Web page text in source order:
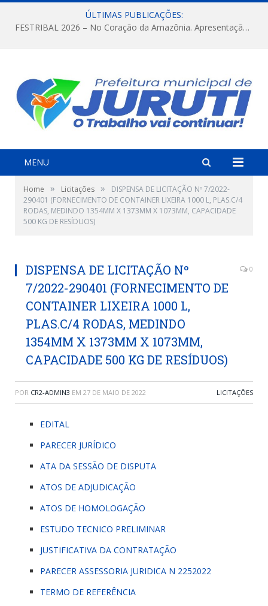
ÚLTIMAS PUBLICAÇÕES:
FESTRIBAL 2026 – No Coração da Amazônia. Apresentação da Munduruku.
MENU
Home » Licitações »
DISPENSA DE LICITAÇÃO Nº 7/2022-
290401 (FORNECIMENTO DE CONTAINER LIXEIRA 1000 L, PLAS.C/4
RODAS, MEDINDO 1354MM X 1373MM X 1073MM, CAPACIDADE
500 KG DE RESÍDUOS)
DISPENSA DE LICITAÇÃO Nº
7/2022-290401 (FORNECIMENTO DE
CONTAINER LIXEIRA 1000 L,
PLAS.C/4 RODAS, MEDINDO
1354MM X 1373MM X 1073MM,
CAPACIDADE 500 KG DE RESÍDUOS)
0
POR CR2-ADMIN3 EM 27 DE MAIO DE 2022 LICITAÇÕES
EDITAL
PARECER JURÍDICO
ATA DA SESSÃO DE DISPUTA
ATOS DE ADJUDICAÇÃO
ATOS DE HOMOLOGAÇÃO
ESTUDO TECNICO PRELIMINAR
JUSTIFICATIVA DA CONTRATAÇÃO
PARECER ASSESSORIA JURIDICA N 2252022
TERMO DE REFERÊNCIA